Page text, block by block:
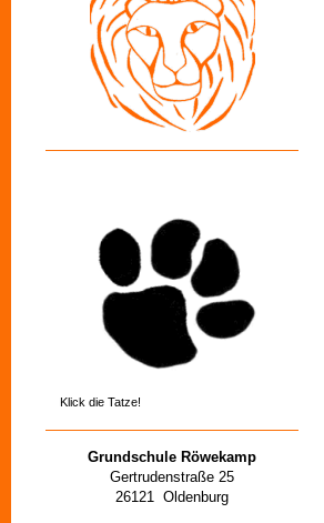
Klick die Tatze!
Grundschule Röwekamp
Gertrudenstraße 25
26121 Oldenburg